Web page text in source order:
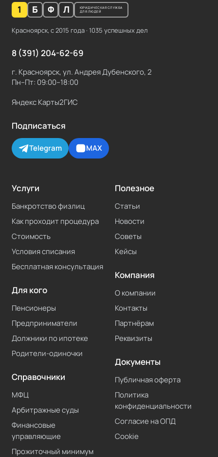
1 Б Ф Л
ЮРИДИЧЕСКАЯ СЛУЖБА
ДЛЯ ЛЮДЕЙ
Красноярск, с 2015 года · 1035 успешных дел
8 (391) 204-62-69
г. Красноярск, ул. Андрея Дубенского, 2
Пн–Пт: 09:00–18:00
Яндекс Карты2ГИС
Подписаться
Telegram MAX
Услуги
Банкротство физлиц
Как проходит процедура
Стоимость
Условия списания
Бесплатная консультация
Для кого
Пенсионеры
Предприниматели
Должники по ипотеке
Родители-одиночки
Справочники
МФЦ
Арбитражные суды
Финансовые
управляющие
Прожиточный минимум
Полезное
Статьи
Новости
Советы
Кейсы
Компания
О компании
Контакты
Партнёрам
Реквизиты
Документы
Публичная оферта
Политика
конфиденциальности
Согласие на ОПД
Cookie